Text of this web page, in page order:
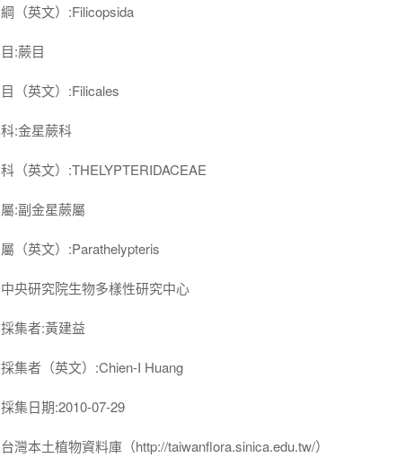
綱（英文）:Filicopsida
目:蕨目
目（英文）:Filicales
科:金星蕨科
科（英文）:THELYPTERIDACEAE
屬:副金星蕨屬
屬（英文）:Parathelypteris
中央研究院生物多樣性研究中心
採集者:黃建益
採集者（英文）:Chien-I Huang
採集日期:2010-07-29
台灣本土植物資料庫（http://taiwanflora.sinica.edu.tw/）